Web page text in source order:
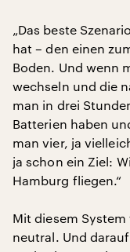
„Das beste
hat – den einen
Boden. Und wenn
wechseln und die
man in drei
Batterien haben
man vier, ja
ja schon ein Ziel:
Hamburg fliegen.“
Mit diesem
neutral. Und